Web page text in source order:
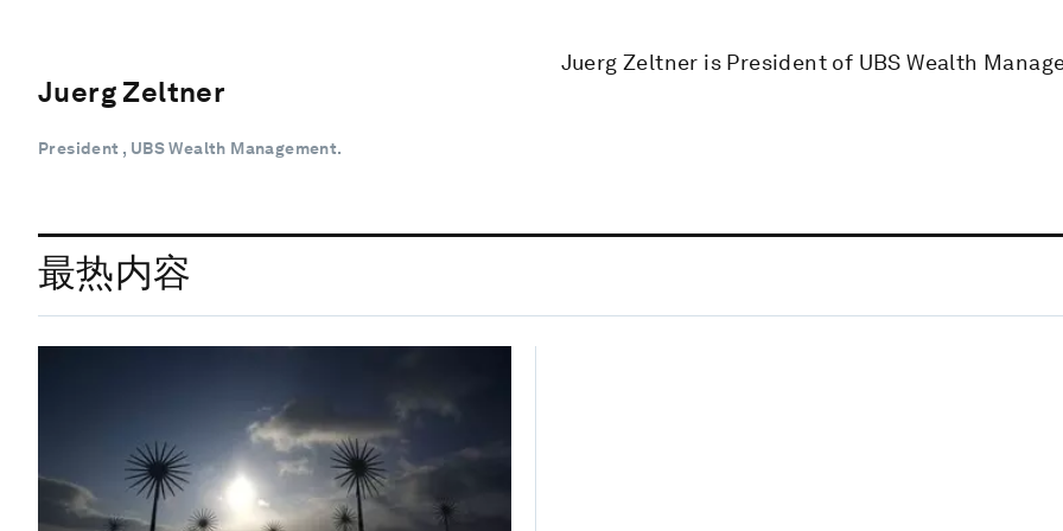
Juerg Zeltner
President , UBS Wealth Management.
Juerg Zeltner is President of UBS Wealth
最热内容